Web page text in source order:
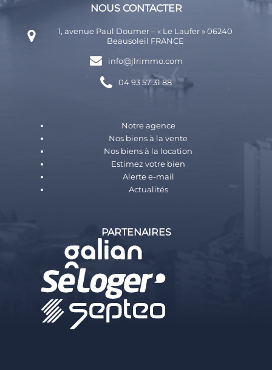
NOUS CONTACTER
1, avenue Paul Doumer – « Le Laufer » 06240
Beausoleil FRANCE
info@jlrimmo.com
04 93 57 31 88
Notre agence
Nos biens à la vente
Nos biens à la location
Estimez votre bien
Alerte e-mail
Actualités
PARTENAIRES